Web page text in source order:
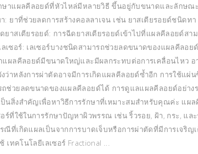
ษาแผลคีลอยด์ที่หัวไหล่มีหลายวิธี ขึ้นอยู่กับขนาดและลักษณ
: ยาที่ช่วยลดการสร้างคอลลาเจน เช่น ยาสเตียรอยด์ชนิด
ยาสเตียรอยด์: การฉีดยาสเตียรอยด์เข้าไปที่แผลคีลอยด์สา
เซอร์: เลเซอร์บางชนิดสามารถช่วยลดขนาดของแผลคีลอ
แผลคีลอยด์มีขนาดใหญ่และมีผลกระทบต่อการเคลื่อนไหว อ
งว่าหลังการผ่าตัดอาจมีการเกิดแผลคีลอยด์ซ้ำอีก การใช้แ
ช่วยลดขนาดของแผลคีลอยด์ได้ การดูแลแผลคีลอยด์อย่าง
ป็นสิ่งสำคัญเพื่อหาวิธีการรักษาที่เหมาะสมสำหรับคุณค่ะ แผ
อร์ที่ใช้ในการรักษาปัญหาผิวพรรณ เช่น ริ้วรอย, ฝ้า, กระ, แ
ณีที่เกิดแผลเป็นจากการบาดเจ็บหรือการผ่าตัดที่มีการเจริญ
เทคโนโลยีเลเซอร์ Fractional